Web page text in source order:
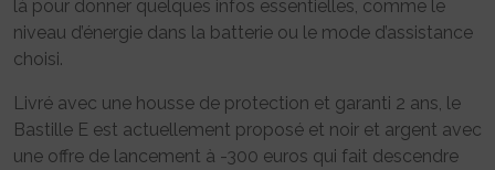
là pour donner quelques infos essentielles, comme le
niveau d’énergie dans la batterie ou le mode d’assistance
choisi.
Livré avec une housse de protection et garanti 2 ans, le
Bastille E est actuellement proposé et noir et argent avec
une offre de lancement à -300 euros qui fait descendre